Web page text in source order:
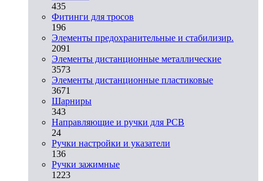
435
Фитинги для тросов
196
Элементы предохранительные и стабилизир.
2091
Элементы дистанционные металлические
3573
Элементы дистанционные пластиковые
3671
Шарниры
343
Направляющие и ручки для PCB
24
Ручки настройки и указатели
136
Ручки зажимные
1223